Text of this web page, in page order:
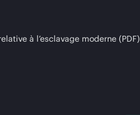
à l’esclavage moderne (PDF)